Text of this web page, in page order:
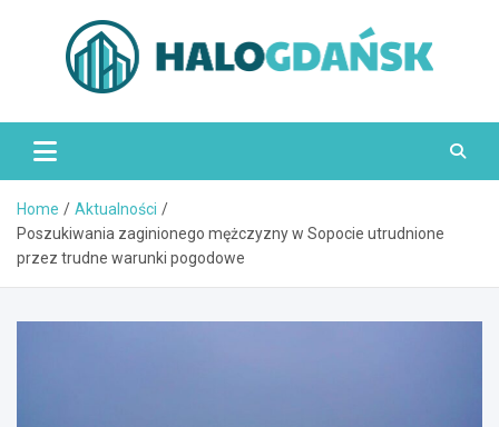
HaloGdańsk.pl
Home
Aktualności
Poszukiwania zaginionego mężczyzny w Sopocie utrudnione
przez trudne warunki pogodowe